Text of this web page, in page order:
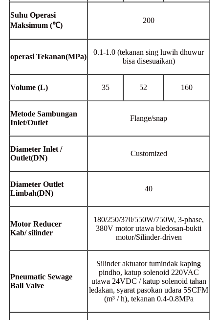
Suhu Operasi
Maksimum (℃)
200
operasi Tekanan(MPa)
0.1-1.0 (tekanan sing luwih dhuwur
bisa disesuaikan)
Volume (L) 35 52 160
Metode Sambungan
Inlet/Outlet
Flange/snap
Diameter Inlet /
Outlet(DN)
Customized
Diameter Outlet
Limbah(DN)
40
Motor Reducer
Kab/ silinder
180/250/370/550W/750W, 3-phase,
380V motor utawa bledosan-bukti
motor/Silinder-driven
Pneumatic Sewage
Ball Valve
Silinder aktuator tumindak kaping
pindho, katup solenoid 220VAC
utawa 24VDC / katup solenoid tahan
ledakan, syarat pasokan udara 5SCFM
(m³ / h), tekanan 0.4-0.8MPa